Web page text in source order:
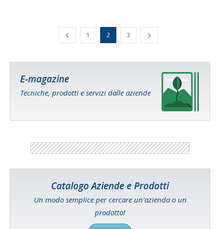
1 2 3
E-magazine
Tecniche, prodotti e servizi dalle aziende
Catalogo Aziende e Prodotti
Un modo semplice per cercare un'azienda o un
prodotto!